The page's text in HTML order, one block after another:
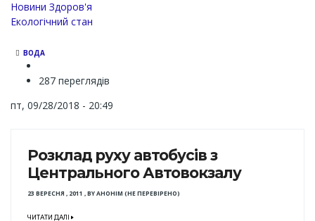
Новини Здоров'я
Екологічний стан
ВОДА
287 переглядів
пт, 09/28/2018 - 20:49
Розклад руху автобусів з
Центрального Автовокзалу
23 ВЕРЕСНЯ , 2011 ,BYАНОНІМ (НЕ ПЕРЕВІРЕНО)
ЧИТАТИ ДАЛІ